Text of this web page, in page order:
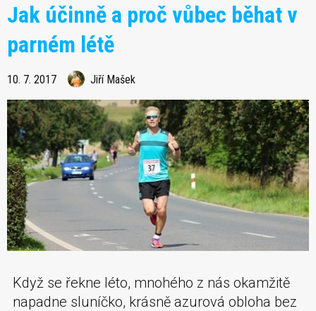
Jak účinně a proč vůbec běhat v
parném létě
10. 7. 2017 Jiří Mašek
Když se řekne léto, mnohého z nás okamžitě
napadne sluníčko, krásně azurová obloha bez